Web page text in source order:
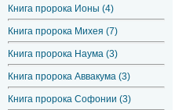
Книга пророка Ионы (4)
Книга пророка Михея (7)
Книга пророка Наума (3)
Книга пророка Аввакума (3)
Книга пророка Софонии (3)